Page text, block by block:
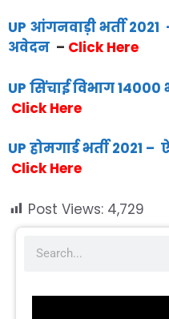
UP आंगनवाड़ी भर्ती
अवेदन – Click Here
UP सिंचाई विभाग
Click Here
UP होमगार्ड भर्ती
Click Here
Post Views: 4,729